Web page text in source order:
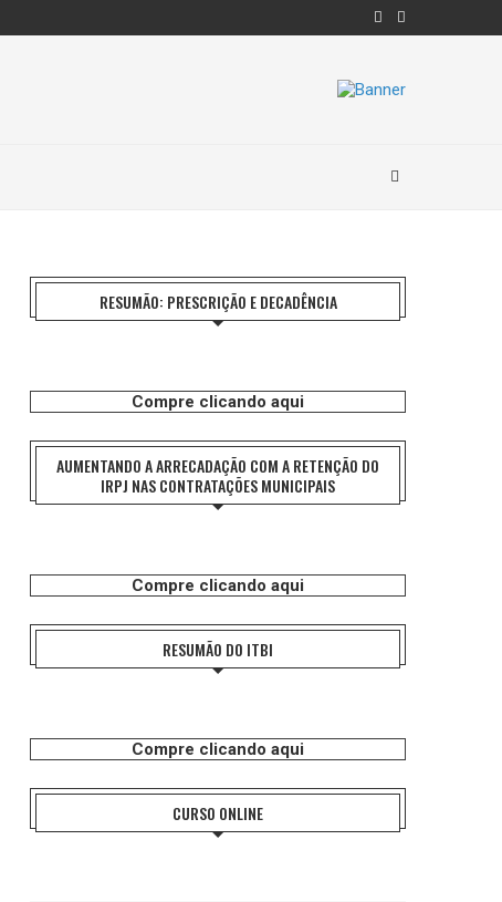
RESUMÃO: PRESCRIÇÃO E DECADÊNCIA
Compre clicando aqui
AUMENTANDO A ARRECADAÇÃO COM A RETENÇÃO DO
IRPJ NAS CONTRATAÇÕES MUNICIPAIS
Compre clicando aqui
RESUMÃO DO ITBI
Compre clicando aqui
CURSO ONLINE